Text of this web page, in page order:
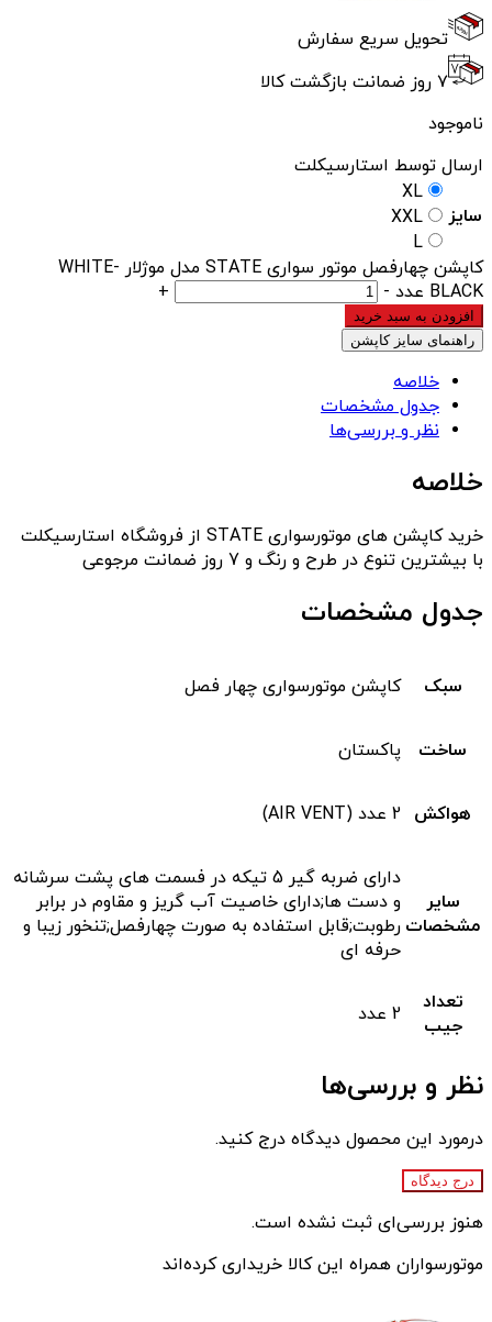
تحویل سریع سفارش
۷ روز ضمانت بازگشت کالا
ناموجود
ارسال توسط استارسیکلت
سایز
XL
XXL
L
کاپشن چهارفصل موتور سواری STATE مدل موژلار WHITE-
BLACK عدد
-
+
افزودن به سبد خرید
راهنمای سایز کاپشن
خلاصه
جدول مشخصات
نظر و بررسی‌ها
خلاصه
خرید کاپشن های موتورسواری STATE از فروشگاه استارسیکلت
با بیشترین تنوع در طرح و رنگ و 7 روز ضمانت مرجوعی
جدول مشخصات
سبک کاپشن موتورسواری چهار فصل
ساخت پاکستان
هواکش 2 عدد (AIR VENT)
سایر
مشخصات
دارای ضربه گیر 5 تیکه در فسمت های پشت سرشانه
و دست ها;دارای خاصیت آب گریز و مقاوم در برابر
رطوبت;قابل استفاده به صورت چهارفصل;تنخور زیبا و
حرفه ای
تعداد
جیب
2 عدد
نظر و بررسی‌ها
درمورد این محصول دیدگاه درج کنید.
درج دیدگاه
هنوز بررسی‌ای ثبت نشده است.
موتورسواران همراه این کالا خریداری کرده‌اند